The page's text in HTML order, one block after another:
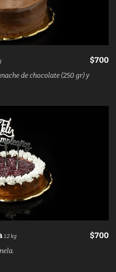
$700
de chocolate (250 gr) y
1.2 kg $700